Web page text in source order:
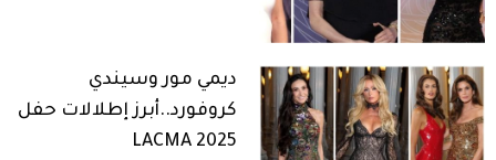
ديمي مور وسيندي
كروفورد..أبرز إطلالات حفل
LACMA 2025